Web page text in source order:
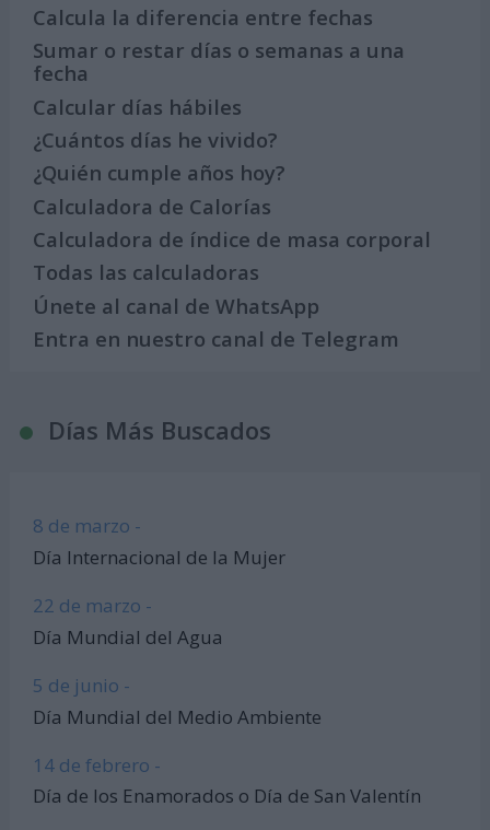
Calcula la diferencia entre fechas
Sumar o restar días o semanas a una
fecha
Calcular días hábiles
¿Cuántos días he vivido?
¿Quién cumple años hoy?
Calculadora de Calorías
Calculadora de índice de masa corporal
Todas las calculadoras
Únete al canal de WhatsApp
Entra en nuestro canal de Telegram
Días Más Buscados
8 de marzo -
Día Internacional de la Mujer
22 de marzo -
Día Mundial del Agua
5 de junio -
Día Mundial del Medio Ambiente
14 de febrero -
Día de los Enamorados o Día de San Valentín